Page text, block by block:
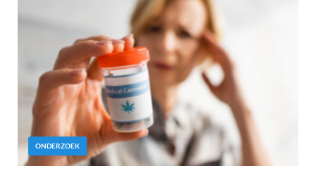
ONDERZOEK